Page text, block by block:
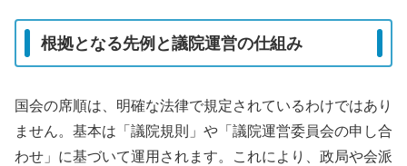
根拠となる先例と議院運営の仕組み
国会の席順は、明確な法律で規定されているわけではあり
ません。基本は「議院規則」や「議院運営委員会の申し合
わせ」に基づいて運用されます。これにより、政局や会派